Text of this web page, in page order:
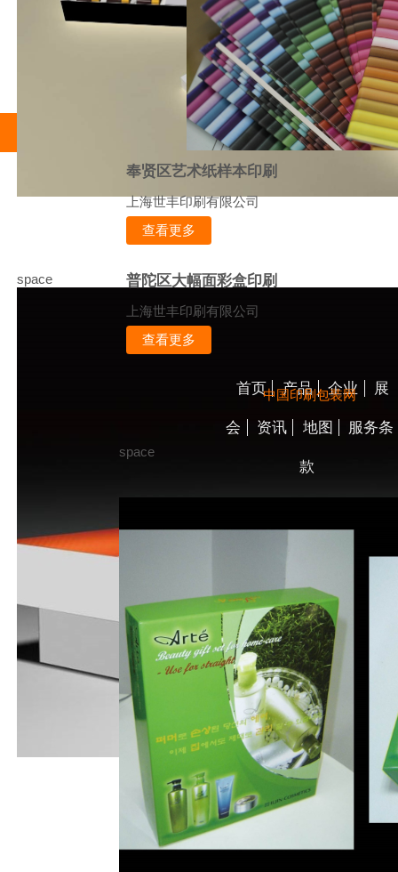
奉贤区艺术纸样本印刷
上海世丰印刷有限公司
查看更多
space 普陀区大幅面彩盒印刷
上海世丰印刷有限公司
查看更多
space
首页 产品 企业 展
会 资讯 地图 服务条
款
中国印刷包装网